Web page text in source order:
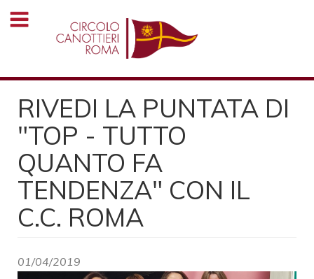
Salta
RIVEDI LA PUNTATA DI
"TOP - TUTTO
QUANTO FA
TENDENZA" CON IL
C.C. ROMA
01/04/2019